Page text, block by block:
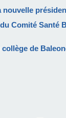
nouvelle
Comité Santé
de